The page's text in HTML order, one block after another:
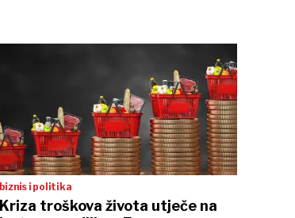
biznis i politika
Kriza troškova života utječe na